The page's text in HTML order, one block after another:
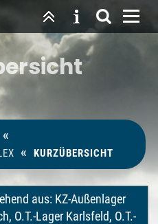
«
« KURZÜBERSICHT
aus: KZ-Außenlager
O.T.-Lager Karlsfeld, O.T.-